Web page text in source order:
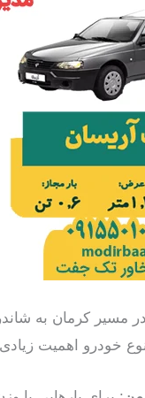
مسیر کرمان به
خودرو اهمیت زیادی